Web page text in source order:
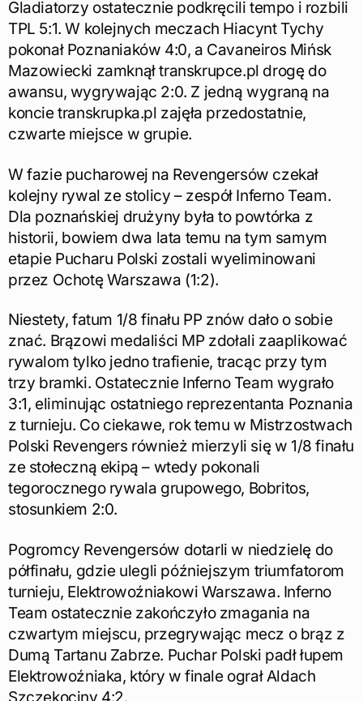
Gladiatorzy ostatecznie podkręcili tempo i rozbili
TPL 5:1. W kolejnych meczach Hiacynt Tychy
pokonał Poznaniaków 4:0, a Cavaneiros Mińsk
Mazowiecki zamknął transkrupce.pl drogę do
awansu, wygrywając 2:0. Z jedną wygraną na
koncie transkrupka.pl zajęła przedostatnie,
czwarte miejsce w grupie.
W fazie pucharowej na Revengersów czekał
kolejny rywal ze stolicy – zespół Inferno Team.
Dla poznańskiej drużyny była to powtórka z
historii, bowiem dwa lata temu na tym samym
etapie Pucharu Polski zostali wyeliminowani
przez Ochotę Warszawa (1:2).
Niestety, fatum 1/8 finału PP znów dało o sobie
znać. Brązowi medaliści MP zdołali zaaplikować
rywalom tylko jedno trafienie, tracąc przy tym
trzy bramki. Ostatecznie Inferno Team wygrało
3:1, eliminując ostatniego reprezentanta Poznania
z turnieju. Co ciekawe, rok temu w Mistrzostwach
Polski Revengers również mierzyli się w 1/8 finału
ze stołeczną ekipą – wtedy pokonali
tegorocznego rywala grupowego, Bobritos,
stosunkiem 2:0.
Pogromcy Revengersów dotarli w niedzielę do
półfinału, gdzie ulegli późniejszym triumfatorom
turnieju, Elektrowoźniakowi Warszawa. Inferno
Team ostatecznie zakończyło zmagania na
czwartym miejscu, przegrywając mecz o brąz z
Dumą Tartanu Zabrze. Puchar Polski padł łupem
Elektrowoźniaka, który w finale ograł Aldach